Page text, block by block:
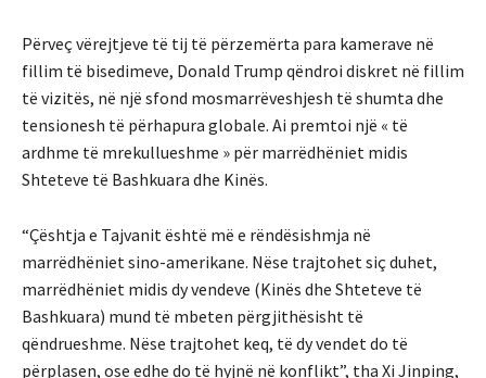
Përveç vërejtjeve të tij të përzemërta para kamerave në
fillim të bisedimeve, Donald Trump qëndroi diskret në fillim
të vizitës, në një sfond mosmarrëveshjesh të shumta dhe
tensionesh të përhapura globale. Ai premtoi një « të
ardhme të mrekullueshme » për marrëdhëniet midis
Shteteve të Bashkuara dhe Kinës.
“Çështja e Tajvanit është më e rëndësishmja në
marrëdhëniet sino-amerikane. Nëse trajtohet siç duhet,
marrëdhëniet midis dy vendeve (Kinës dhe Shteteve të
Bashkuara) mund të mbeten përgjithësisht të
qëndrueshme. Nëse trajtohet keq, të dy vendet do të
përplasen, ose edhe do të hyjnë në konflikt”, tha Xi Jinping,